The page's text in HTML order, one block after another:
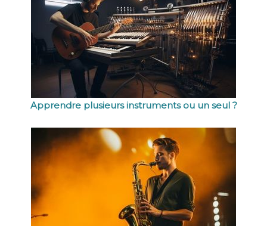
Apprendre plusieurs instruments ou un seul ?